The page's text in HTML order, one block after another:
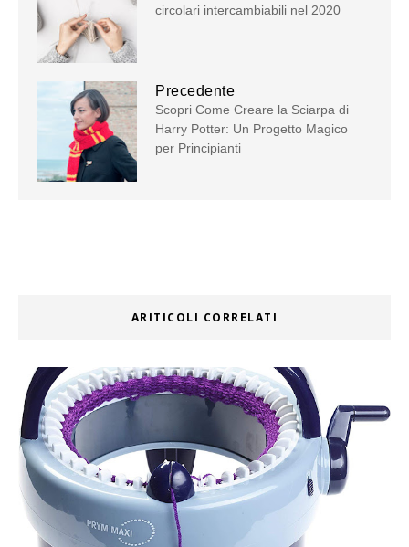
circolari intercambiabili nel 2020
Precedente
Scopri Come Creare la Sciarpa di
Harry Potter: Un Progetto Magico
per Principianti
ARITICOLI CORRELATI